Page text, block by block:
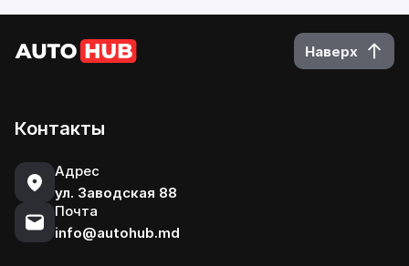
Наверх
Контакты
Адрес
ул. Заводская 88
Почта
info@autohub.md